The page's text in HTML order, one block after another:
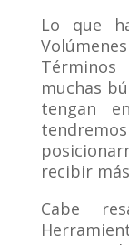
Lo que
muchas
tengan
recibir
Cabe